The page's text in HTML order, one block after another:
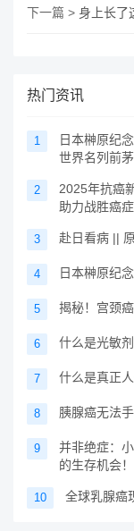
下一篇 > 身上长了
热门资讯
1
日本榊原纪
世界名列前茅
2
2025年抗癌
助力战胜癌
3 赴日看病 ||
4 日本榊原纪
5 揭秘！宫颈
6 什么是光敏
7 什么是真正
8 胰腺癌无法
9
并非绝症：
的生存机会！
10 全球乳腺癌